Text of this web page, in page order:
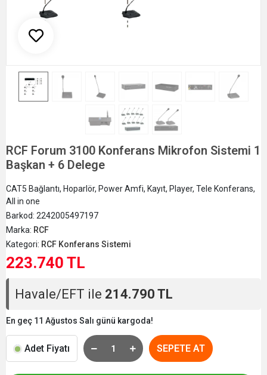
RCF Forum 3100 Konferans Mikrofon Sistemi 1
Başkan + 6 Delege
CAT5 Bağlantı, Hoparlör, Power Amfi, Kayıt, Player, Tele Konferans,
All in one
Barkod: 2242005497197
Marka: RCF
Kategori: RCF Konferans Sistemi
223.740 TL
Havale/EFT ile 214.790 TL
En geç 11 Ağustos Salı günü kargoda!
Adet Fiyatı SEPETE AT